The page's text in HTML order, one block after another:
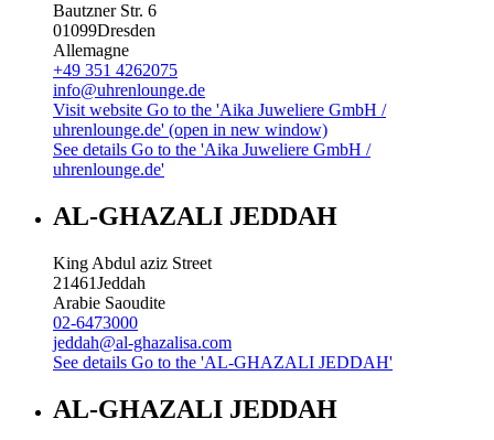
Bautzner Str. 6
01099Dresden
Allemagne
+49 351 4262075
info@uhrenlounge.de
Visit website Go to the 'Aika Juweliere GmbH /
uhrenlounge.de' (open in new window)
See details Go to the 'Aika Juweliere GmbH /
uhrenlounge.de'
AL-GHAZALI JEDDAH
King Abdul aziz Street
21461Jeddah
Arabie Saoudite
02-6473000
jeddah@al-ghazalisa.com
See details Go to the 'AL-GHAZALI JEDDAH'
AL-GHAZALI JEDDAH